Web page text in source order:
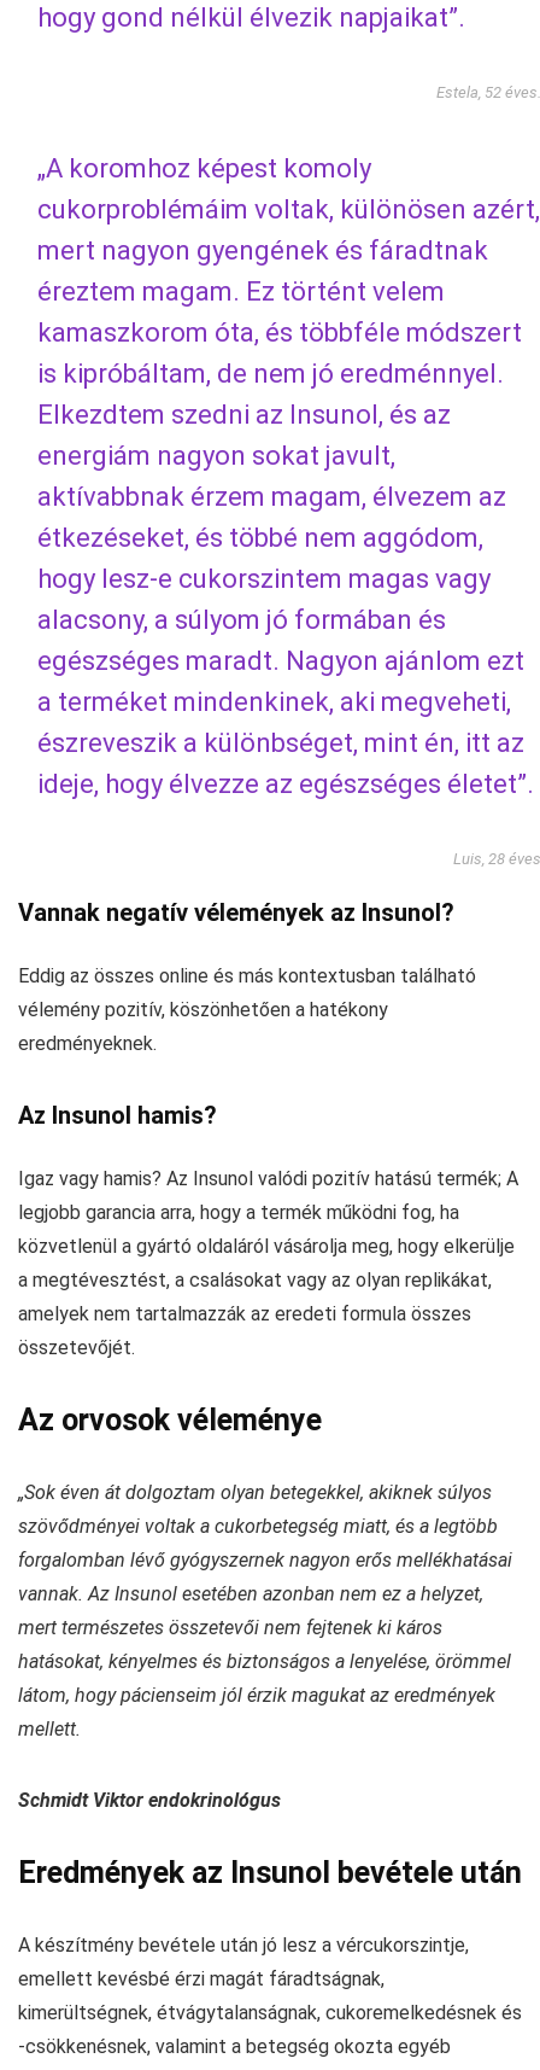
hogy gond nélkül élvezik napjaikat”.
Estela, 52 éves.
„A koromhoz képest komoly
cukorproblémáim voltak, különösen azért,
mert nagyon gyengének és fáradtnak
éreztem magam. Ez történt velem
kamaszkorom óta, és többféle módszert
is kipróbáltam, de nem jó eredménnyel.
Elkezdtem szedni az Insunol, és az
energiám nagyon sokat javult,
aktívabbnak érzem magam, élvezem az
étkezéseket, és többé nem aggódom,
hogy lesz-e cukorszintem magas vagy
alacsony, a súlyom jó formában és
egészséges maradt. Nagyon ajánlom ezt
a terméket mindenkinek, aki megveheti,
észreveszik a különbséget, mint én, itt az
ideje, hogy élvezze az egészséges életet”.
Luis, 28 éves
Vannak negatív vélemények az Insunol?
Eddig az összes online és más kontextusban található
vélemény pozitív, köszönhetően a hatékony
eredményeknek.
Az Insunol hamis?
Igaz vagy hamis? Az Insunol valódi pozitív hatású termék; A
legjobb garancia arra, hogy a termék működni fog, ha
közvetlenül a gyártó oldaláról vásárolja meg, hogy elkerülje
a megtévesztést, a csalásokat vagy az olyan replikákat,
amelyek nem tartalmazzák az eredeti formula összes
összetevőjét.
Az orvosok véleménye
„Sok éven át dolgoztam olyan betegekkel, akiknek súlyos
szövődményei voltak a cukorbetegség miatt, és a legtöbb
forgalomban lévő gyógyszernek nagyon erős mellékhatásai
vannak. Az Insunol esetében azonban nem ez a helyzet,
mert természetes összetevői nem fejtenek ki káros
hatásokat, kényelmes és biztonságos a lenyelése, örömmel
látom, hogy pácienseim jól érzik magukat az eredmények
mellett.
Schmidt Viktor endokrinológus
Eredmények az Insunol bevétele után
A készítmény bevétele után jó lesz a vércukorszintje,
emellett kevésbé érzi magát fáradtságnak,
kimerültségnek, étvágytalanságnak, cukoremelkedésnek és
-csökkenésnek, valamint a betegség okozta egyéb